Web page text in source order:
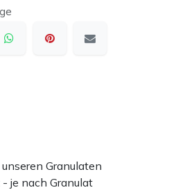
Granulaten
je nach Granulat